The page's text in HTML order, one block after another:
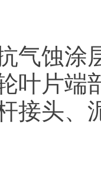
气蚀涂
叶片端
接头、